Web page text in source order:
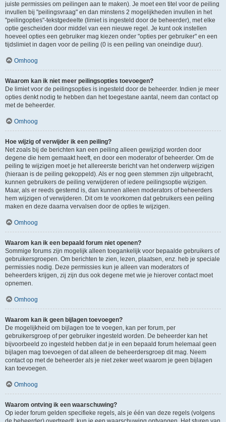
juiste permissies om peilingen aan te maken). Je moet een titel voor de peiling
invullen bij "peilingsvraag" en dan minstens 2 mogelijkheden invullen in het
"peilingopties"-tekstgedeelte (limiet is ingesteld door de beheerder), met elke
optie gescheiden door middel van een nieuwe regel. Je kunt ook instellen
hoeveel opties een gebruiker mag kiezen onder "opties per gebruiker" en een
tijdslimiet in dagen voor de peiling (0 is een peiling van oneindige duur).
Omhoog
Waarom kan ik niet meer peilingsopties toevoegen?
De limiet voor de peilingsopties is ingesteld door de beheerder. Indien je meer
opties denkt nodig te hebben dan het toegestane aantal, neem dan contact op
met de beheerder.
Omhoog
Hoe wijzig of verwijder ik een peiling?
Net zoals bij de berichten kan een peiling alleen gewijzigd worden door
degene die hem gemaakt heeft, en door een moderator of beheerder. Om de
peiling te wijzigen moet je het allereerste bericht van het onderwerp wijzigen
(hieraan is de peiling gekoppeld). Als er nog geen stemmen zijn uitgebracht,
kunnen gebruikers de peiling verwijderen of iedere peilingsoptie wijzigen.
Maar, als er reeds gestemd is, dan kunnen alleen moderators of beheerders
hem wijzigen of verwijderen. Dit om te voorkomen dat gebruikers een peiling
maken en deze daarna vervalsen door de opties te wijzigen.
Omhoog
Waarom kan ik een bepaald forum niet openen?
Sommige forums zijn mogelijk alleen toegankelijk voor bepaalde gebruikers of
gebruikersgroepen. Om berichten te zien, lezen, plaatsen, enz. heb je speciale
permissies nodig. Deze permissies kun je alleen van moderators of
beheerders krijgen, zij zijn dus ook degene met wie je hierover contact moet
opnemen.
Omhoog
Waarom kan ik geen bijlagen toevoegen?
De mogelijkheid om bijlagen toe te voegen, kan per forum, per
gebruikersgroep of per gebruiker ingesteld worden. De beheerder kan het
bijvoorbeeld zo ingesteld hebben dat je in een bepaald forum helemaal geen
bijlagen mag toevoegen of dat alleen de beheerdersgroep dit mag. Neem
contact op met de beheerder als je niet zeker weet waarom je geen bijlagen
kan toevoegen.
Omhoog
Waarom ontving ik een waarschuwing?
Op ieder forum gelden specifieke regels, als je één van deze regels (volgens